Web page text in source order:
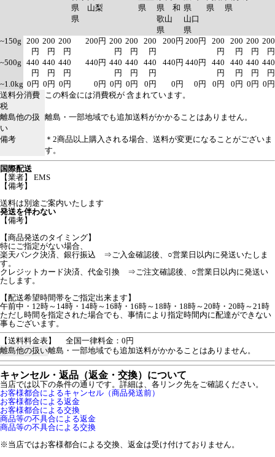
県 山梨
県
県
県 和
歌山
県
県
山口
県
県
県
~150g 200
円
200
円
200
円
200円 200
円
200
円
200
円
200円 200円
200
円
200
円
200
円
200
円
~500g 440
円
440
円
440
円
440円 440
円
440
円
440
円
440円 440円
440
円
440
円
440
円
440
円
~1.0kg 0円 0円 0円 0円 0円 0円 0円 0円 0円 0円 0円 0円 0円
送料分消費
税
この料金には消費税が 含まれています。
離島他の扱
い
離島・一部地域でも追加送料がかかることはありません。
備考
＊2商品以上購入される場合、送料が変更になることがございま
す。
国際配送
【業者】 EMS
【備考】
送料は別途ご案内いたします
発送を伴わない
【備考】
【商品発送のタイミング】
特にご指定がない場合、
楽天バンク決済、銀行振込 ⇒ご入金確認後、○営業日以内に発送いたしま
す。
クレジットカード決済、代金引換 ⇒ご注文確認後、○営業日以内に発送い
たします。
【配送希望時間帯をご指定出来ます】
午前中・12時～14時・14時～16時・16時～18時・18時～20時・20時～21時
ただし時間を指定された場合でも、事情により指定時間内に配達ができない
事もございます。
【送料料金表】
全国一律料金：0円
離島他の扱い離島・一部地域でも追加送料がかかることはありません。
キャンセル・返品（返金・交換）について
当店では以下の条件の通りです。詳細は、各リンク先をご確認ください。
お客様都合によるキャンセル（商品発送前）
お客様都合による返金
お客様都合による交換
商品等の不具合による返金
商品等の不具合による交換
※当店ではお客様都合による交換、返金は受け付けておりません。